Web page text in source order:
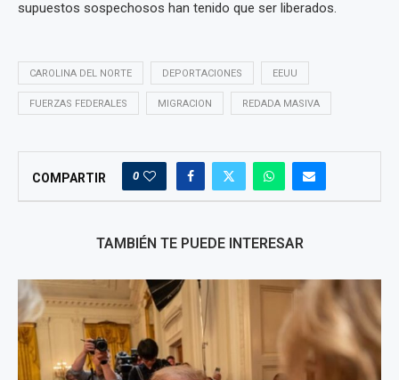
supuestos sospechosos han tenido que ser liberados.
CAROLINA DEL NORTE DEPORTACIONES EEUU
FUERZAS FEDERALES MIGRACION REDADA MASIVA
COMPARTIR 0
TAMBIÉN TE PUEDE INTERESAR